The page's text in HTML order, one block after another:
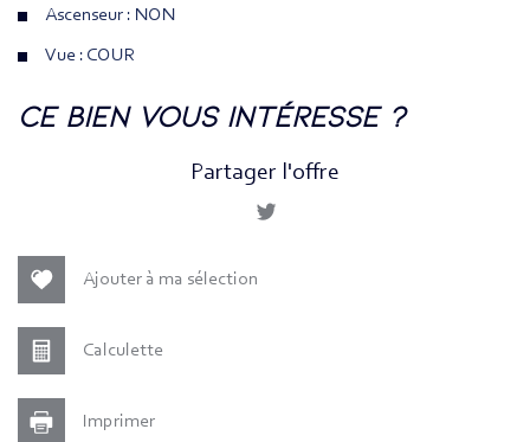
Ascenseur : NON
Vue : COUR
la ville de paris (75018)
ce bien vous intéresse ?
Partager l'offre
Ajouter à ma sélection
Calculette
Imprimer